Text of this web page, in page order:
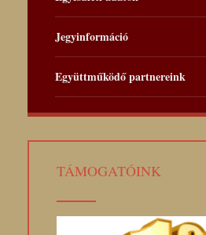
Jegyinformáció
Együttműködő partnereink
TÁMOGATÓINK